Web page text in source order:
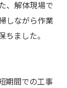
、解体現場で
しながら作業
ちました。
期間での工事